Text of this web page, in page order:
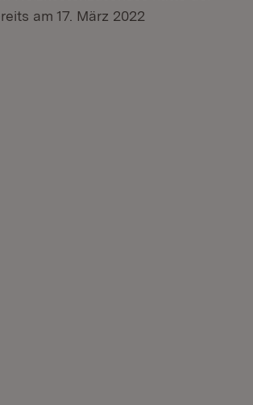
am 17. März 2022